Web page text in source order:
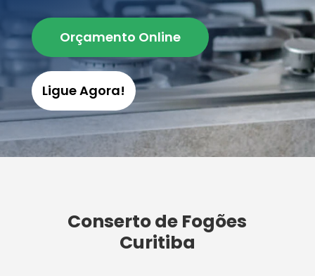
Orçamento Online
Ligue Agora!
Conserto de Fogões
Curitiba